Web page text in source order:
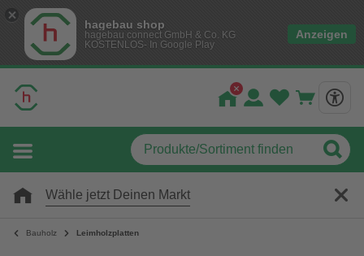
hagebau shop
hagebau connect GmbH & Co. KG
KOSTENLOS- In Google Play
Anzeigen
Wähle jetzt Deinen Markt
Bauholz Leimholzplatten